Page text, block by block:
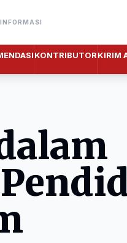
KONTRIBUTORKIRIM